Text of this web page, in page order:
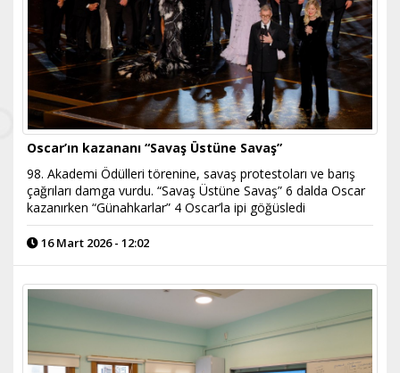
Oscar’ın kazananı “Savaş Üstüne Savaş”
98. Akademi Ödülleri törenine, savaş protestoları ve barış
çağrıları damga vurdu. “Savaş Üstüne Savaş” 6 dalda Oscar
kazanırken “Günahkarlar” 4 Oscar’la ipi göğüsledi
16 Mart 2026 - 12:02